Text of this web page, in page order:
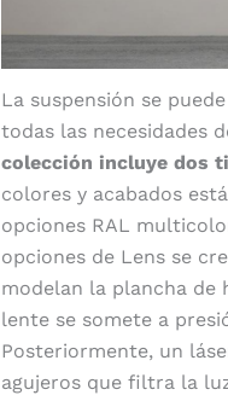
La suspensión se
todas las necesidades
colección incluye dos
colores y acabados
opciones RAL
opciones de Lens se
modelan la plancha de
lente se somete a
Posteriormente, un
agujeros que filtra la